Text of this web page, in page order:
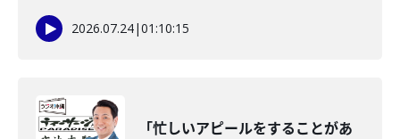
2026.07.24|01:10:15
「忙しいアピールをすることがあ